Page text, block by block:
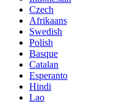
Czech
Afrikaans
Swedish
Polish
Basque
Catalan
Esperanto
Hindi
Lao